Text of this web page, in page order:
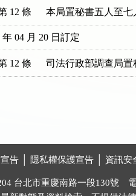
12 條 本局置秘書五人至七
年 04 月 20 日訂定
12 條 司法行政部調查局置
告 隱私權保護宣告 資訊安
台北市重慶南路一段130號